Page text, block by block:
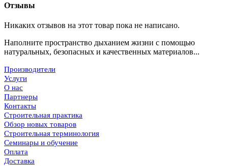
Отзывы
Никаких отзывов на этот товар пока не написано.
Наполните пространство дыханием жизни с помощью
натуральных, безопасных и качественных материалов...
Производители
Услуги
О нас
Партнеры
Контакты
Строительная практика
Обзор новых товаров
Строительная терминология
Семинары и обучение
Оплата
Доставка